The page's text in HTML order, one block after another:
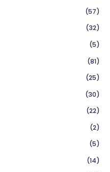
(57)
(32)
(5)
(81)
(25)
(30)
(22)
(2)
(5)
(14)